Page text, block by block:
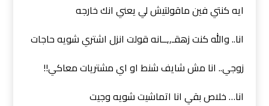
ايه كنتي فين ماقولتيش لي يعني انك خارجه
انا.. والله كنت زهقـ,,ــانه قولت انزل اشتري شويه حاجات
زوجي.. انا مش شايف شنط او اي مشتريات معاكي!!
انا… خلاص بقي انا اتماشيت شويه وجيت